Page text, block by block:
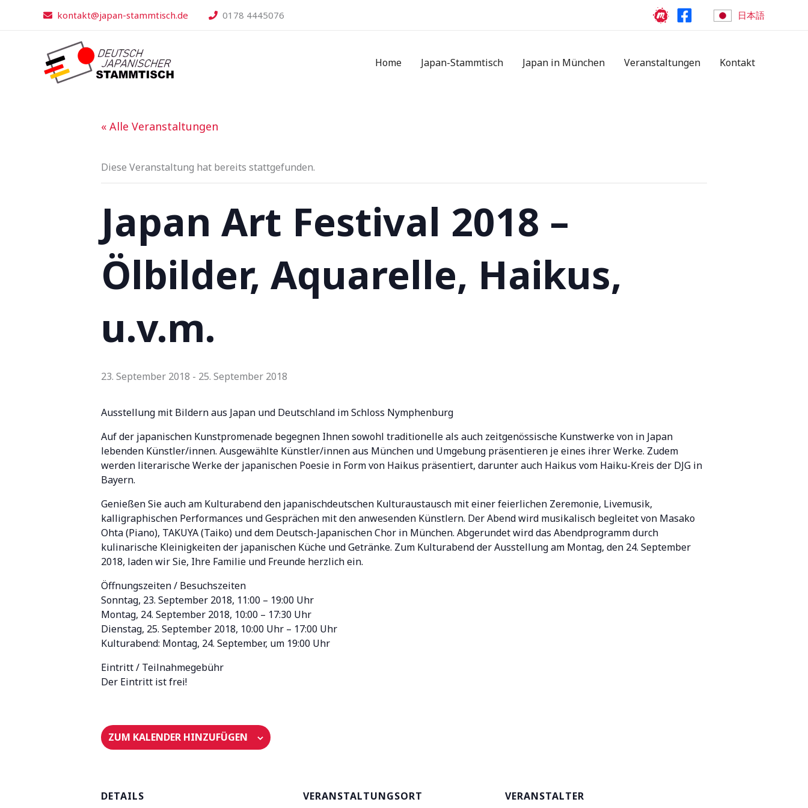
kontakt@japan-stammtisch.de 0178 4445076 日本語
Home Japan-Stammtisch Japan in München Veranstaltungen Kontakt
« Alle Veranstaltungen
Diese Veranstaltung hat bereits stattgefunden.
Japan Art Festival 2018 –
Ölbilder, Aquarelle, Haikus,
u.v.m.
23. September 2018 - 25. September 2018
Ausstellung mit Bildern aus Japan und Deutschland im Schloss Nymphenburg
Auf der japanischen Kunstpromenade begegnen Ihnen sowohl traditionelle als auch zeitgenössische Kunstwerke von in Japan
lebenden Künstler/innen. Ausgewählte Künstler/innen aus München und Umgebung präsentieren je eines ihrer Werke. Zudem
werden literarische Werke der japanischen Poesie in Form von Haikus präsentiert, darunter auch Haikus vom Haiku-Kreis der DJG in
Bayern.
Genießen Sie auch am Kulturabend den japanischdeutschen Kulturaustausch mit einer feierlichen Zeremonie, Livemusik,
kalligraphischen Performances und Gesprächen mit den anwesenden Künstlern. Der Abend wird musikalisch begleitet von Masako
Ohta (Piano), TAKUYA (Taiko) und dem Deutsch-Japanischen Chor in München. Abgerundet wird das Abendprogramm durch
kulinarische Kleinigkeiten der japanischen Küche und Getränke. Zum Kulturabend der Ausstellung am Montag, den 24. September
2018, laden wir Sie, Ihre Familie und Freunde herzlich ein.
Öffnungszeiten / Besuchszeiten
Sonntag, 23. September 2018, 11:00 – 19:00 Uhr
Montag, 24. September 2018, 10:00 – 17:30 Uhr
Dienstag, 25. September 2018, 10:00 Uhr – 17:00 Uhr
Kulturabend: Montag, 24. September, um 19:00 Uhr
Eintritt / Teilnahmegebühr
Der Eintritt ist frei!
ZUM KALENDER HINZUFÜGEN
DETAILS VERANSTALTUNGSORT VERANSTALTER